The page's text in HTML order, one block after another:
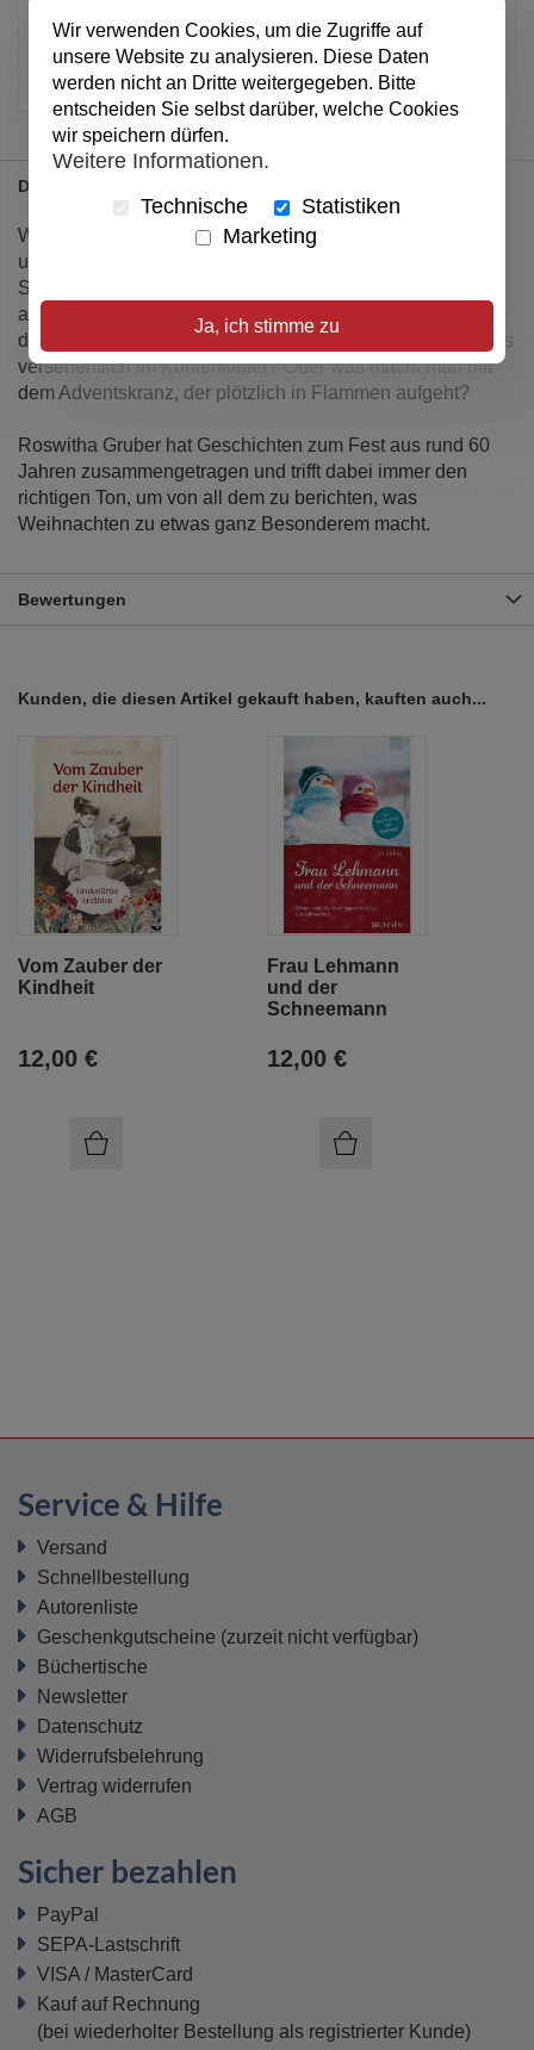
Artikel merken
Details
Weihnachten endlich Zeit für Besinnlichkeit? Nicht
unbedingt!
So manches Weihnachtsfest bringt auch die eine oder
andere Überraschung mit sich und man fragt sich: Wer hat
den Weihnachtsbraten geklaut? Wieso landet der Nikolaus
versehentlich im Kohlenkeller? Oder was macht man mit
dem Adventskranz, der plötzlich in Flammen aufgeht?
Roswitha Gruber hat Geschichten zum Fest aus rund 60
Jahren zusammengetragen und trifft dabei immer den
richtigen Ton, um von all dem zu berichten, was
Weihnachten zu etwas ganz Besonderem macht.
Bewertungen
Kunden, die diesen Artikel gekauft haben, kauften auch...
Vom Zauber der
Kindheit
12,00 €
Frau Lehmann
und der
Schneemann
12,00 €
Wir verwenden Cookies, um die Zugriffe auf
unsere Website zu analysieren. Diese Daten
werden nicht an Dritte weitergegeben. Bitte
entscheiden Sie selbst darüber, welche Cookies
wir speichern dürfen.
Weitere Informationen.
Technische
Statistiken
Marketing
Ja, ich stimme zu
Service & Hilfe
Versand
Schnellbestellung
Autorenliste
Geschenkgutscheine (zurzeit nicht verfügbar)
Büchertische
Newsletter
Datenschutz
Widerrufsbelehrung
Vertrag widerrufen
AGB
Sicher bezahlen
PayPal
SEPA-Lastschrift
VISA / MasterCard
Kauf auf Rechnung
(bei wiederholter Bestellung als registrierter Kunde)